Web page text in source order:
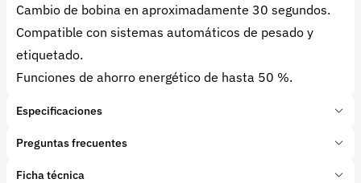
Cambio de bobina en aproximadamente 30 segundos.
Compatible con sistemas automáticos de pesado y
etiquetado.
Funciones de ahorro energético de hasta 50 %.
Especificaciones
Marca: Fabbri Group
Tipo de producto:
Preguntas frecuentes
¿Qué es la Elixa 35?
Ficha técnica